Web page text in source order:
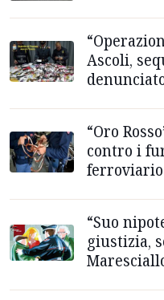
Ascoli,
“Oro
contro i
ferroviario
“Suo
giustizia,